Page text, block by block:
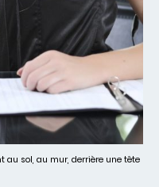
au sol, au mur, derrière une tête